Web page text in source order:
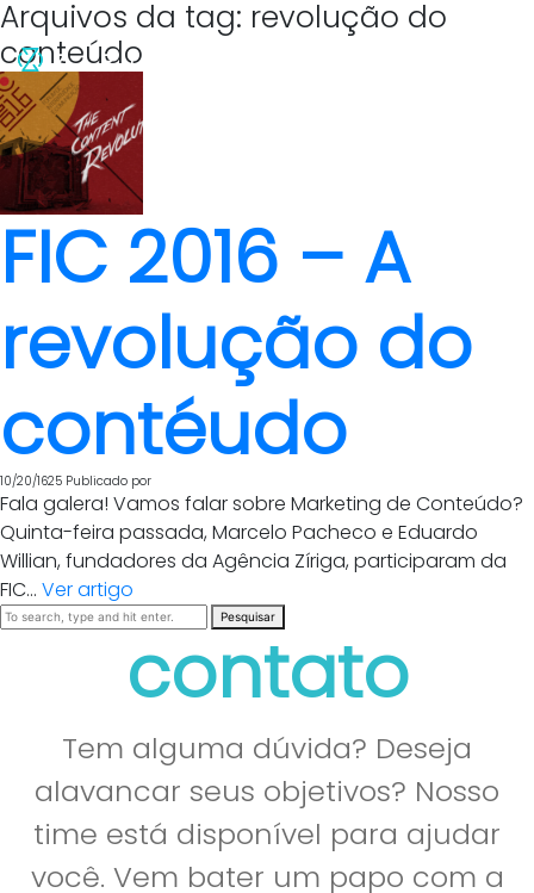
Arquivos da tag: revolução do
conteúdo
FIC 2016 – A
revolução do
contéudo
10/20/1625 Publicado por
Fala galera! Vamos falar sobre Marketing de Conteúdo?
Quinta-feira passada, Marcelo Pacheco e Eduardo
Willian, fundadores da Agência Zíriga, participaram da
FIC... Ver artigo
Pesquisar
contato
Tem alguma dúvida? Deseja
alavancar seus objetivos? Nosso
time está disponível para ajudar
você. Vem bater um papo com a